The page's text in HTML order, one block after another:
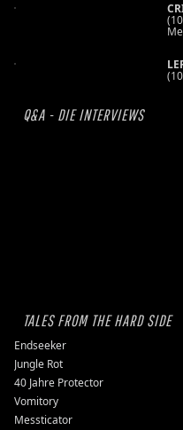
Q&A - DIE INTERVIEWS
TALES FROM THE HARD SIDE
Endseeker
Jungle Rot
40 Jahre Protector
Vomitory
Messticator